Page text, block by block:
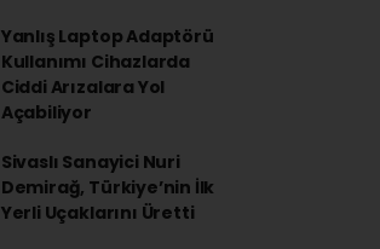
Yanlış Laptop Adaptörü
Kullanımı Cihazlarda
Ciddi Arızalara Yol
Açabiliyor
Sivaslı Sanayici Nuri
Demirağ, Türkiye’nin İlk
Yerli Uçaklarını Üretti